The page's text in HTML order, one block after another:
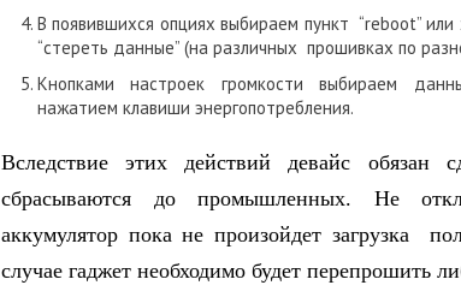
В появившихся опциях выбираем пункт “reboot” или
“стереть данные” (на различных прошивках по
Кнопками настроек громкости выбираем
нажатием клавиши энергопотребления.
Вследствие этих действий девайс обязан
сбрасываются до промышленных. Не
аккумулятор пока не произойдет загрузка
случае гаджет необходимо будет перепрошить